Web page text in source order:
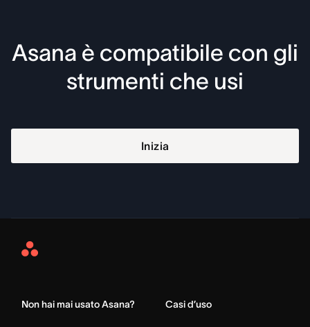
Asana è compatibile con gli
strumenti che usi
Inizia
Asana
Non hai mai usato Asana? Casi d’uso